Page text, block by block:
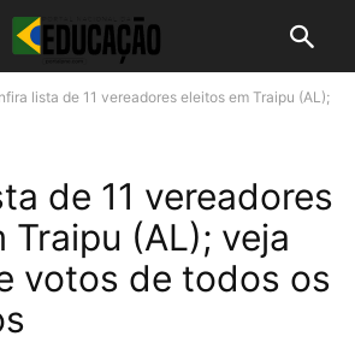
lista de 11 vereadores eleitos em Traipu (AL);
de 11 vereadores
Traipu (AL); veja
votos de todos os